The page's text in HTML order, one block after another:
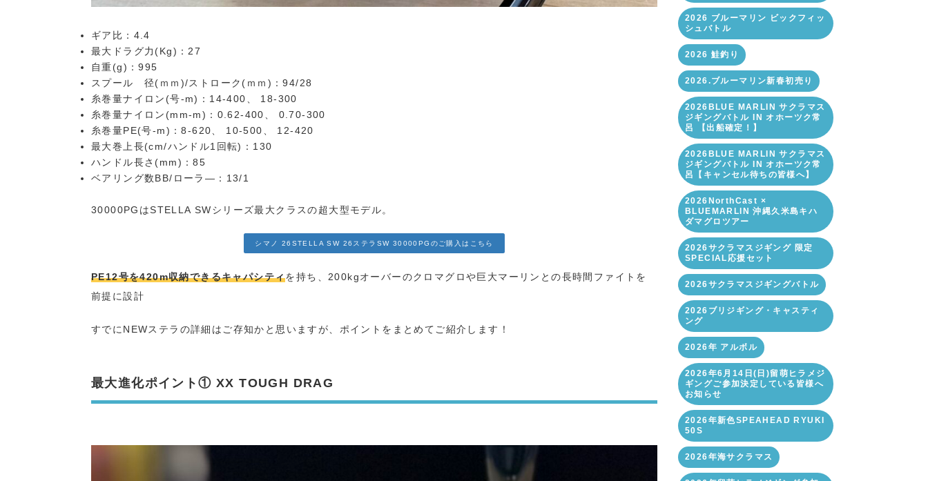
ギア比：4.4
最大ドラグ力(Kg)：27
自重(g)：995
スプール 径(ｍｍ)/ストローク(ｍｍ)：94/28
糸巻量ナイロン(号-m)：14-400、 18-300
糸巻量ナイロン(mm-m)：0.62-400、 0.70-300
糸巻量PE(号-m)：8-620、 10-500、 12-420
最大巻上長(cm/ハンドル1回転)：130
ハンドル長さ(mm)：85
ベアリング数BB/ローラ―：13/1
30000PGはSTELLA SWシリーズ最大クラスの超大型モデル。
シマノ 26STELLA SW 26ステラSW 30000PGのご購入はこちら
PE12号を420m収納できるキャパシティを持ち、200kgオーバーのクロマグロや巨大マーリンとの長時間ファイトを
前提に設計
すでにNEWステラの詳細はご存知かと思いますが、ポイントをまとめてご紹介します！
最大進化ポイント① XX TOUGH DRAG
2026 ブルーマリン ビックフィッ
シュバトル
2026 鮭釣り
2026.ブルーマリン新春初売り
2026BLUE MARLIN サクラマス
ジギングバトル IN オホーツク常
呂 【出船確定！】
2026BLUE MARLIN サクラマス
ジギングバトル IN オホーツク常
呂【キャンセル待ちの皆様へ】
2026NorthCast ×
BLUEMARLIN 沖縄久米島キハ
ダマグロツアー
2026サクラマスジギング 限定
SPECIAL応援セット
2026サクラマスジギングバトル
2026ブリジギング・キャスティ
ング
2026年 アルボル
2026年6月14日(日)留萌ヒラメジ
ギングご参加決定している皆様へ
お知らせ
2026年新色SPEAHEAD RYUKI
50S
2026年海サクラマス